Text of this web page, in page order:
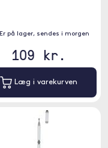
Er på lager, sendes i morgen
109 kr.
Læg i varekurven